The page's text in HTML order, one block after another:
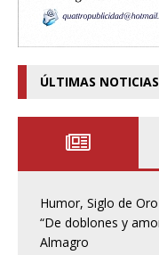
ÚLTIMAS NOTICIAS
Humor, Siglo de
“De doblones y
Almagro